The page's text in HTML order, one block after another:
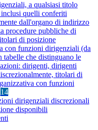
a qualsiasi titolo
quelli conferiti
dall'organo di indirizzo
procedure pubbliche di
di posizione
con funzioni dirigenziali (da
tabelle che distinguano le
dirigenti, dirigenti
titolari di
con funzioni
14
dirigenziali discrezionali
disponibili